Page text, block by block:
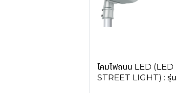
โคมไฟถนน LED (LED
STREET LIGHT) : รุ่น